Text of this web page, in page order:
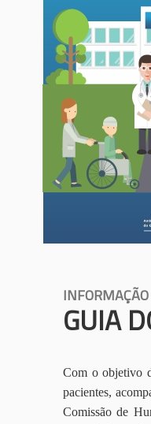
INFORMAÇÃO
GUIA
Com o objetivo
pacientes,
Comissão de